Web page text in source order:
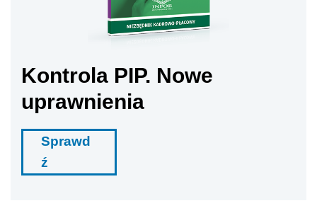
Kontrola PIP. Nowe
uprawnienia
Sprawd
ź